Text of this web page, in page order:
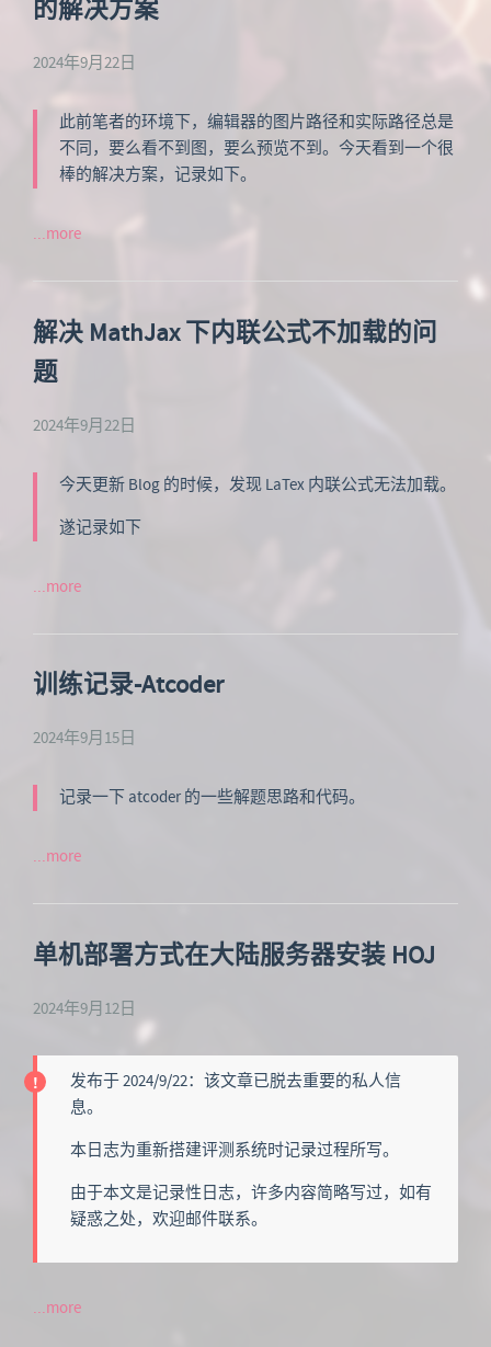
的解决方案
2024年9月22日
此前笔者的环境下，编辑器的图片路径和实际路径总是
不同，要么看不到图，要么预览不到。今天看到一个很
棒的解决方案，记录如下。
...more
解决 MathJax 下内联公式不加载的问
题
2024年9月22日
今天更新 Blog 的时候，发现 LaTex 内联公式无法加载。
遂记录如下
...more
训练记录-Atcoder
2024年9月15日
记录一下 atcoder 的一些解题思路和代码。
...more
单机部署方式在大陆服务器安装 HOJ
2024年9月12日
发布于 2024/9/22：该文章已脱去重要的私人信
息。
本日志为重新搭建评测系统时记录过程所写。
由于本文是记录性日志，许多内容简略写过，如有
疑惑之处，欢迎邮件联系。
...more